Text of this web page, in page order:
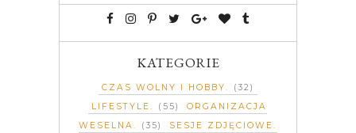
KATEGORIE
CZAS WOLNY I HOBBY
(32)
LIFESTYLE
(55)
ORGANIZACJA
WESELNA
(35)
SESJE ZDJĘCIOWE